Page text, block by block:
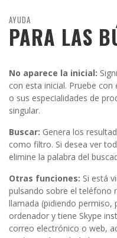
AYUDA
PARA LAS
No aparece la inicial:
con esta inicial. Pruebe
o sus especialidades de
singular.
Buscar: Genera los
como filtro. Si desea ver
elimine la palabra del
Otras funciones: Si está
pulsando sobre el teléfono
llamada (pidiendo permiso,
ordenador y tiene Skype
correo electrónico o web,